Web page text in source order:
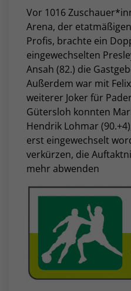
Vor 1016
Arena, der
Profis, brachte ein
eingewechselten
Ansah (82.) die
Außerdem war mit
weiterer Joker für
Gütersloh konnten
Hendrik Lohmar
erst eingewechselt
verkürzen, die
mehr abwenden